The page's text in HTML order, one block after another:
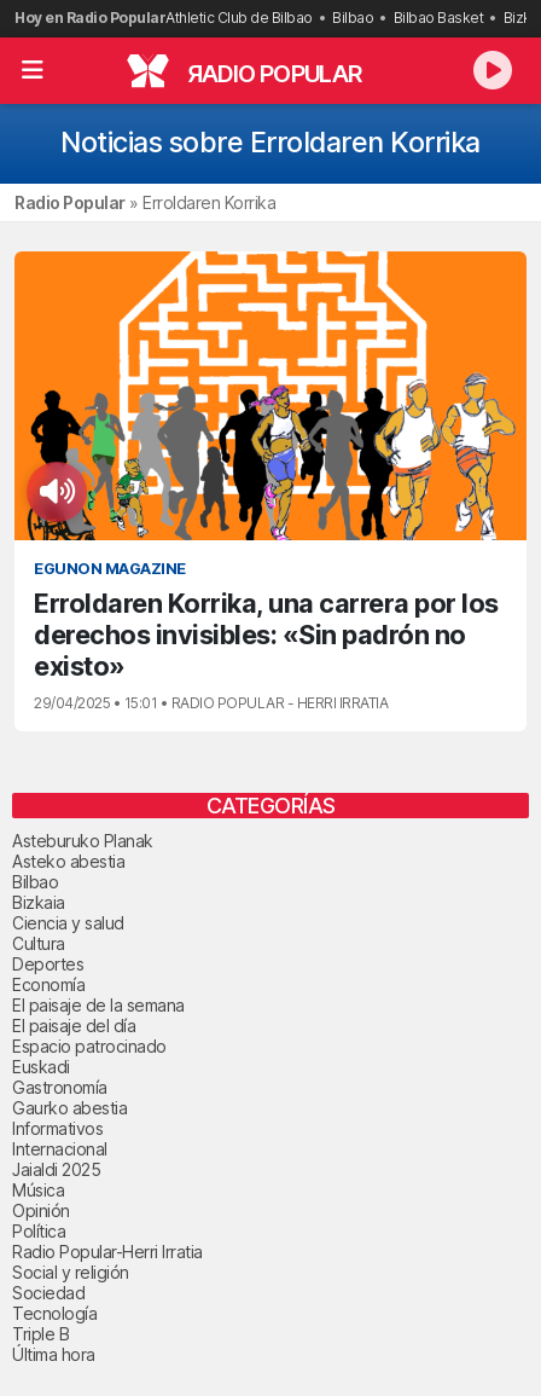
Saltar
al
contenido
Hoy en Radio PopularAthletic Club de Bilbao Bilbao Bilbao Basket
RADIO POPULAR
Noticias sobre Erroldaren Korrika
Radio Popular» Erroldaren Korrika
EGUNON MAGAZINE
Erroldaren Korrika, una carrera por los
derechos invisibles: «Sin padrón no
existo»
29/04/2025 • 15:01 • RADIO POPULAR - HERRI IRRATIA
CATEGORÍAS
Asteburuko Planak
Asteko abestia
Bilbao
Bizkaia
Ciencia y salud
Cultura
Deportes
Economía
El paisaje de la semana
El paisaje del día
Espacio patrocinado
Euskadi
Gastronomía
Gaurko abestia
Informativos
Internacional
Jaialdi 2025
Música
Opinión
Política
Radio Popular-Herri Irratia
Social y religión
Sociedad
Tecnología
Triple B
Última hora